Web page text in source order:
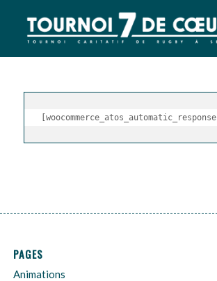
[woocommerce_atos_automatic_response]
PAGES
Animations